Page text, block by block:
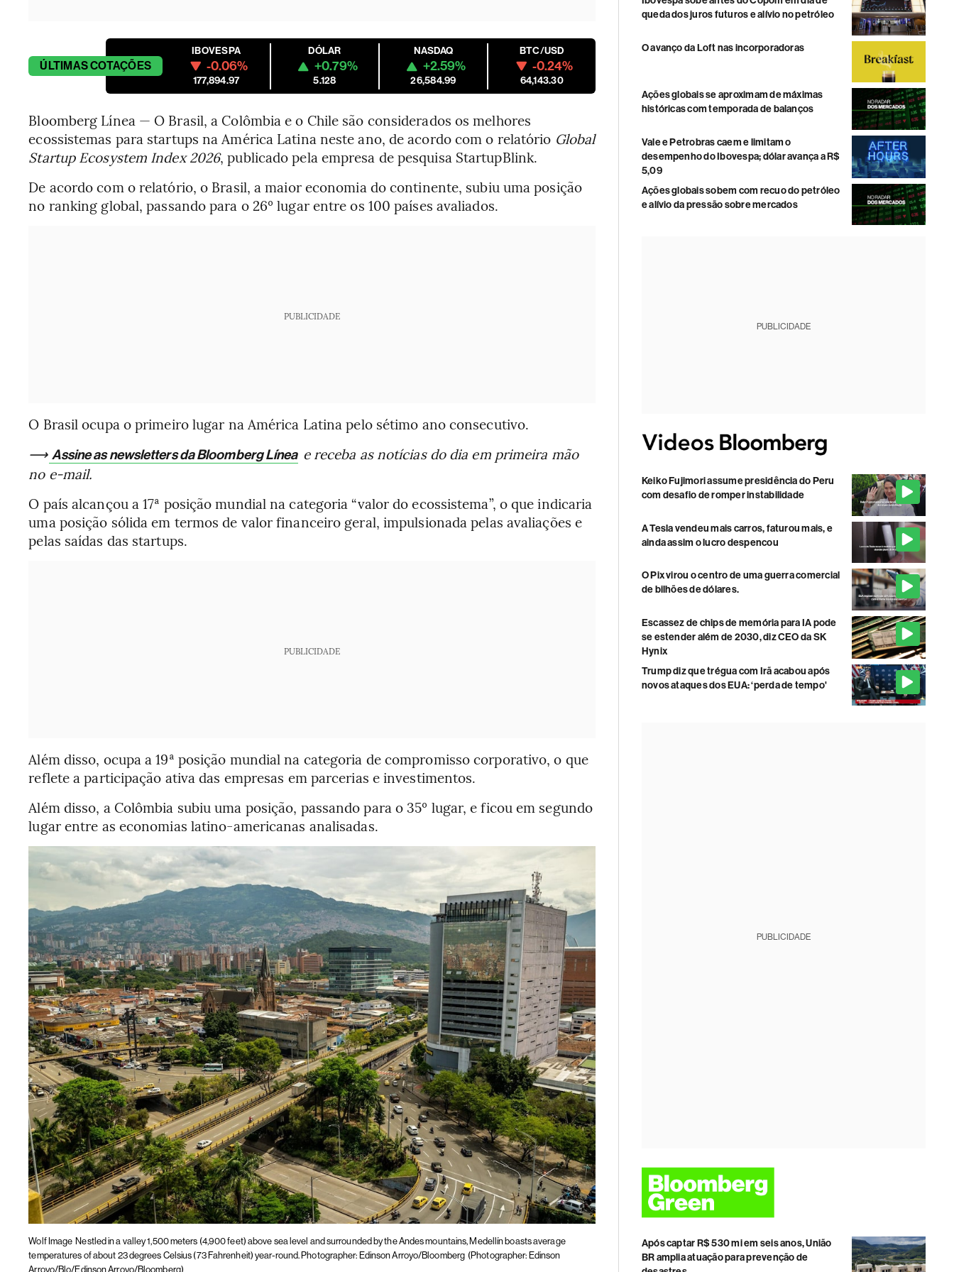
ÚLTIMASCOTAÇÕES
IBOVESPA
-0.06%
177,894.97
DÓLAR
+0.79%
5.128
NASDAQ
+2.59%
26,584.99
BTC/USD
-0.24%
64,143.30
Bloomberg Línea — O Brasil, a Colômbia e o Chile são considerados os melhores
ecossistemas para startups na América Latina neste ano, de acordo com o relatório Global
Startup Ecosystem Index 2026, publicado pela empresa de pesquisa StartupBlink.
De acordo com o relatório, o Brasil, a maior economia do continente, subiu uma posição
no ranking global, passando para o 26º lugar entre os 100 países avaliados.
PUBLICIDADE
O Brasil ocupa o primeiro lugar na América Latina pelo sétimo ano consecutivo.
⟶ Assine as newsletters da Bloomberg Línea e receba as notícias do dia em primeira mão
no e-mail.
O país alcançou a 17ª posição mundial na categoria “valor do ecossistema”, o que indicaria
uma posição sólida em termos de valor financeiro geral, impulsionada pelas avaliações e
pelas saídas das startups.
PUBLICIDADE
Além disso, ocupa a 19ª posição mundial na categoria de compromisso corporativo, o que
reflete a participação ativa das empresas em parcerias e investimentos.
Além disso, a Colômbia subiu uma posição, passando para o 35º lugar, e ficou em segundo
lugar entre as economias latino-americanas analisadas.
Wolf Image Nestled in a valley 1,500 meters (4,900 feet) above sea level and surrounded by the Andes mountains, Medellín boasts average
temperatures of about 23 degrees Celsius (73 Fahrenheit) year-round. Photographer: Edinson Arroyo/Bloomberg (Photographer: Edinson
Arroyo/Blo/Edinson Arroyo/Bloomberg)
queda dos juros futuros e alívio no petróleo
O avanço da Loft nas incorporadoras
Ações globais se aproximam de máximas
históricas com temporada de balanços
Vale e Petrobras caem e limitam o
desempenho do Ibovespa; dólar avança a R$
5,09
Ações globais sobem com recuo do petróleo
e alívio da pressão sobre mercados
PUBLICIDADE
Keiko Fujimori assume presidência do Peru
com desafio de romper instabilidade
A Tesla vendeu mais carros, faturou mais, e
ainda assim o lucro despencou
O Pix virou o centro de uma guerra comercial
de bilhões de dólares.
Escassez de chips de memória para IA pode
se estender além de 2030, diz CEO da SK
Hynix
Trump diz que trégua com Irã acabou após
novos ataques dos EUA: ‘perda de tempo'
PUBLICIDADE
Após captar R$ 530 mi em seis anos, União
BR amplia atuação para prevenção de